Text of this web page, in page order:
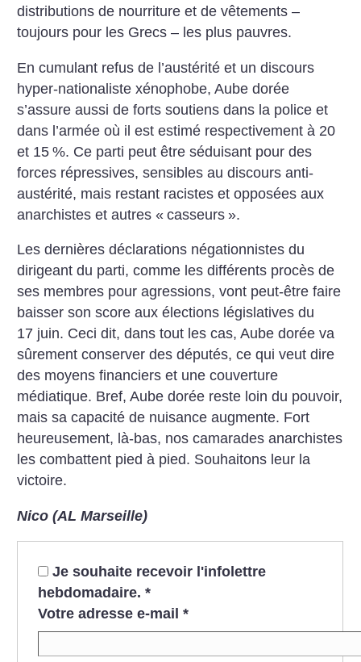
distributions de nourriture et de vêtements –
toujours pour les Grecs – les plus pauvres.
En cumulant refus de l’austérité et un discours
hyper-nationaliste xénophobe, Aube dorée
s’assure aussi de forts soutiens dans la police et
dans l’armée où il est estimé respectivement à 20
et 15 %. Ce parti peut être séduisant pour des
forces répressives, sensibles au discours anti-
austérité, mais restant racistes et opposées aux
anarchistes et autres « casseurs ».
Les dernières déclarations négationnistes du
dirigeant du parti, comme les différents procès de
ses membres pour agressions, vont peut-être faire
baisser son score aux élections législatives du
17 juin. Ceci dit, dans tout les cas, Aube dorée va
sûrement conserver des députés, ce qui veut dire
des moyens financiers et une couverture
médiatique. Bref, Aube dorée reste loin du pouvoir,
mais sa capacité de nuisance augmente. Fort
heureusement, là-bas, nos camarades anarchistes
les combattent pied à pied. Souhaitons leur la
victoire.
Nico (AL Marseille)
Je souhaite recevoir l'infolettre
hebdomadaire. *
Votre adresse e-mail *